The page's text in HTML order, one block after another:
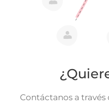
Contáctanos a